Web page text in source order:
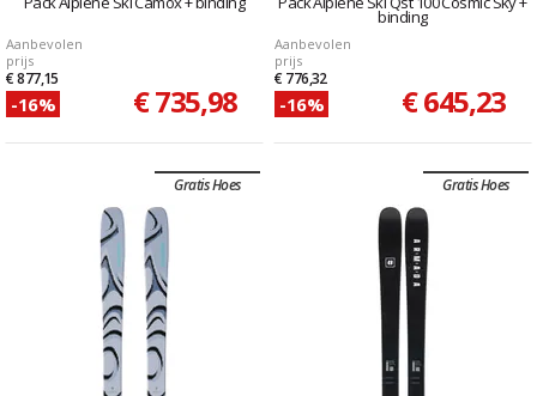
Aanbevolen
prijs
€ 877,15
-16% € 735,98
binding
Aanbevolen
prijs
€ 776,32
-16% € 645,23
Gratis Hoes Gratis Hoes